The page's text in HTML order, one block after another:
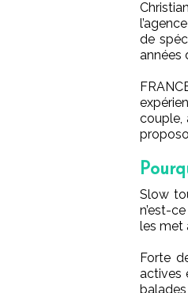
de
années
couple,
Slow
n’est-
les met
Forte
actives